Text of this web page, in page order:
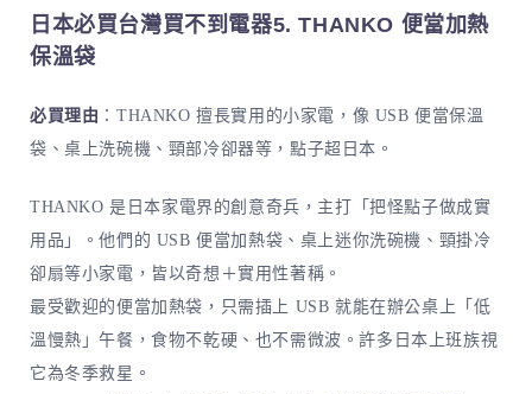
日本必買台灣買不到電器5. THANKO 便當加熱
保溫袋
必買理由 ：THANKO 擅長實用的小家電，像 USB 便當保溫
袋、桌上洗碗機、頸部冷卻器等，點子超日本。
THANKO 是日本家電界的創意奇兵，主打「把怪點子做成實
用品」。他們的 USB 便當加熱袋、桌上迷你洗碗機、頸掛冷
卻扇等小家電，皆以奇想＋實用性著稱。
最受歡迎的便當加熱袋，只需插上 USB 就能在辦公桌上「低
溫慢熱」午餐，食物不乾硬、也不需微波。許多日本上班族視
它為冬季救星。